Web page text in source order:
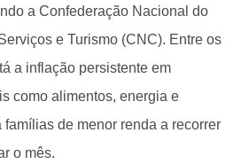
a Confederação Nacional do
e Turismo (CNC). Entre os
a inflação persistente em
como alimentos, energia e
famílias de menor renda a recorrer
o mês.